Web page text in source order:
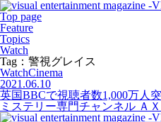
Top page
Feature
Topics
Watch
Tag：警視グレイス
WatchCinema
2021.06.10
英国BBCで視聴者数1,000万人
ミステリー専門チャンネル Ａ